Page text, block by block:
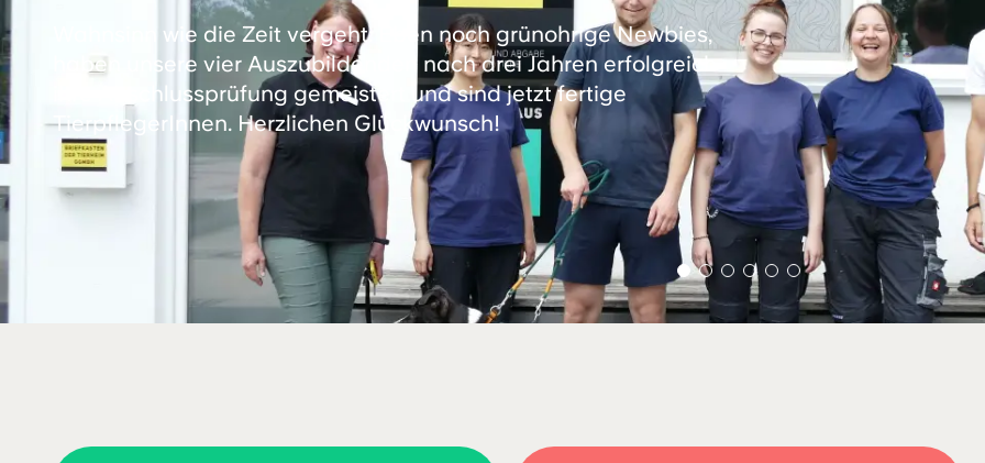
Wahnsinn wie die Zeit vergeht: Eben noch grünohrige Newbies,
haben unsere vier Auszubildenden nach drei Jahren erfolgreich
ihre Abschlussprüfung gemeistert und sind jetzt fertige
TierpflegerInnen. Herzlichen Glückwunsch!